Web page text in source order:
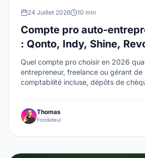
24 Juillet 2026 10 min
Compte pro auto-
: Qonto, Indy, Shine,
Business et Finom
Quel compte pro choisir en 2026
entrepreneur, freelance ou gérant de
comptabilité incluse, dépôts de
Thomas
Fondateur